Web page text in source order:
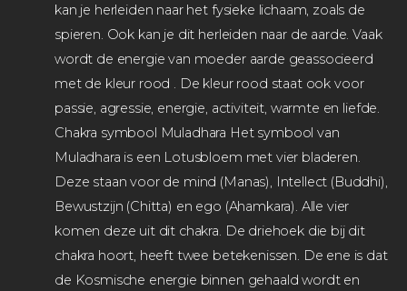
kan je herleiden naar het fysieke lichaam, zoals de
spieren. Ook kan je dit herleiden naar de aarde. Vaak
wordt de energie van moeder aarde geassocieerd
met de kleur rood . De kleur rood staat ook voor
passie, agressie, energie, activiteit, warmte en liefde.
Chakra symbool Muladhara Het symbool van
Muladhara is een Lotusbloem met vier bladeren.
Deze staan voor de mind (Manas), Intellect (Buddhi),
Bewustzijn (Chitta) en ego (Ahamkara). Alle vier
komen deze uit dit chakra. De driehoek die bij dit
chakra hoort, heeft twee betekenissen. De ene is dat
de Kosmische energie binnen gehaald wordt en